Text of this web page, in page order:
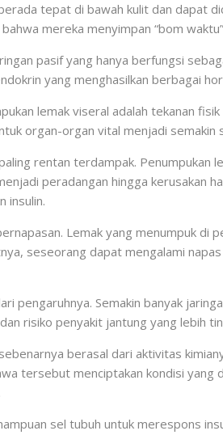
tepat di bawah kulit dan dapat
mereka menyimpan “bom
pasif yang hanya berfungsi
yang menghasilkan berbagai
lemak viseral adalah tekanan
organ-organ vital menjadi semakin
rentan terdampak.
peradangan hingga kerusakan
insulin.
Lemak yang menumpuk
seseorang dapat mengalami
pengaruhnya. Semakin banyak
risiko penyakit jantung yang lebih
berasal dari aktivitas
tersebut menciptakan kondisi
sel tubuh untuk merespons